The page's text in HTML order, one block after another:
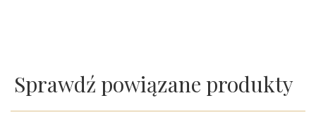
Sprawdź powiązane produkty